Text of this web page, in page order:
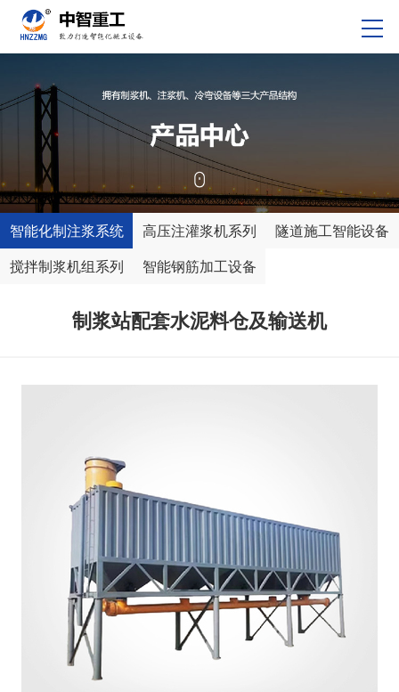
智能化制注浆系统 高压注灌浆机系列
隧道施工智能设备
搅拌制浆机组系列
智能钢筋加工设备
制浆站配套水泥料仓及输送机